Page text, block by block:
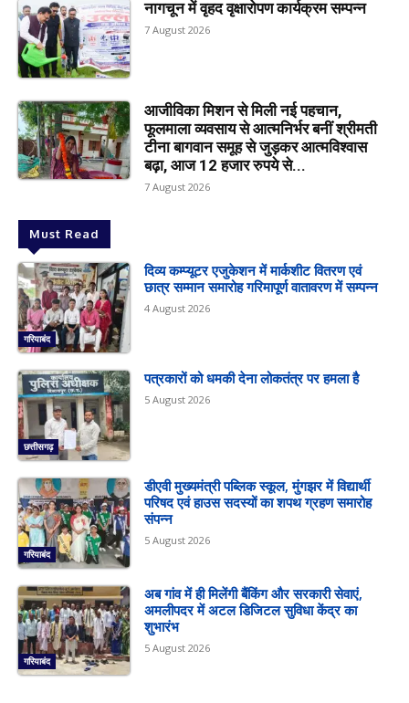
नागचून में वृहद वृक्षारोपण कार्यक्रम सम्पन्न
7 August 2026
आजीविका मिशन से मिली नई पहचान,
फूलमाला व्यवसाय से आत्मनिर्भर बनीं श्रीमती
टीना बागवान समूह से जुड़कर आत्मविश्वास
बढ़ा, आज 12 हजार रुपये से...
7 August 2026
Must Read
गरियाबंद
दिव्य कम्प्यूटर एजुकेशन में मार्कशीट वितरण एवं
छात्र सम्मान समारोह गरिमापूर्ण वातावरण में सम्पन्न
4 August 2026
छत्तीसगढ़
पत्रकारों को धमकी देना लोकतंत्र पर हमला है
5 August 2026
गरियाबंद
डीएवी मुख्यमंत्री पब्लिक स्कूल, मुंगझर में विद्यार्थी
परिषद एवं हाउस सदस्यों का शपथ ग्रहण समारोह
संपन्न
5 August 2026
गरियाबंद
अब गांव में ही मिलेंगी बैंकिंग और सरकारी सेवाएं,
अमलीपदर में अटल डिजिटल सुविधा केंद्र का
शुभारंभ
5 August 2026